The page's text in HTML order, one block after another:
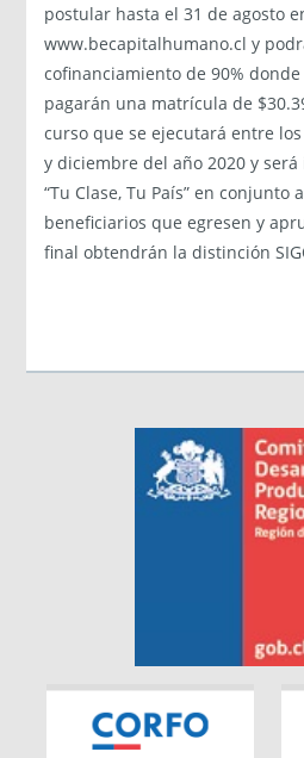
postular hasta el 31 de agosto
www.becapitalhumano.cl y
cofinanciamiento de 90%
pagarán una matrícula de
curso que se ejecutará entre
y diciembre del año 2020 y
“Tu Clase, Tu País” en conjunto
beneficiarios que egresen y
final obtendrán la distinción